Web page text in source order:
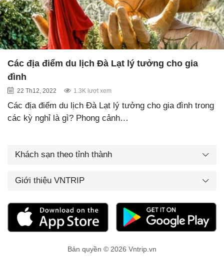
Các địa điểm du lịch Đà Lạt lý tưởng cho gia
đình
22 Th12, 2022 1.3K lượt xem
Các địa điểm du lịch Đà Lạt lý tưởng cho gia đình trong
các kỳ nghỉ là gì? Phong cảnh…
Khách sạn theo tỉnh thành
Giới thiệu VNTRIP
Bản quyền © 2026 Vntrip.vn